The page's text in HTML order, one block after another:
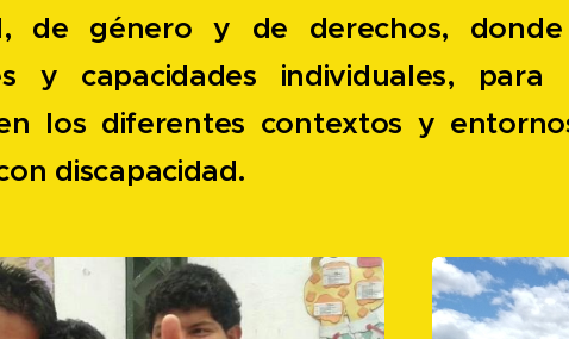
de género y de derechos,
y capacidades individuales,
los diferentes contextos y
discapacidad.